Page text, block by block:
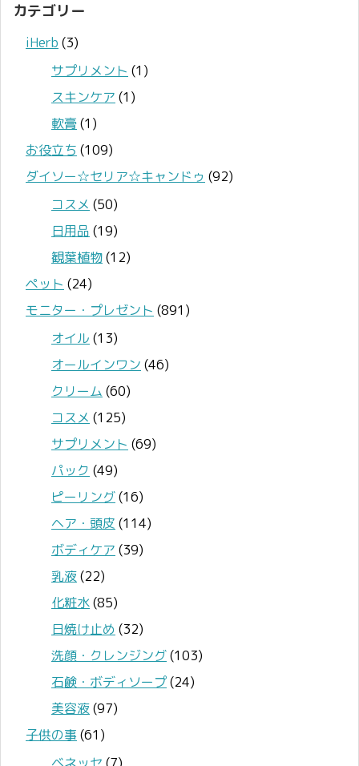
カテゴリー
iHerb (3)
サプリメント (1)
スキンケア (1)
軟膏(1)
お役立ち (109)
ダイソー☆セリア☆キャンドゥ (92)
コスメ (50)
日用品 (19)
観葉植物(12)
ペット (24)
モニター・プレゼント (891)
オイル (13)
オールインワン (46)
クリーム (60)
コスメ (125)
サプリメント (69)
パック (49)
ピーリング(16)
ヘア・頭皮 (114)
ボディケア (39)
乳液(22)
化粧水(85)
日焼け止め (32)
洗顔・クレンジング(103)
石鹸・ボディソープ(24)
美容液(97)
子供の事 (61)